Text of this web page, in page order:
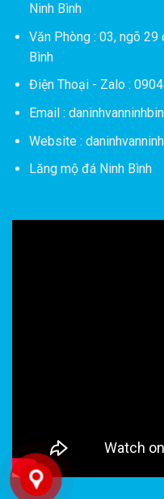
Ninh Bình
Văn Phòng : 03, ngõ 29
Bình
Điện Thoại - Zalo :
Email :
Website :
Lăng mộ đá Ninh Bình